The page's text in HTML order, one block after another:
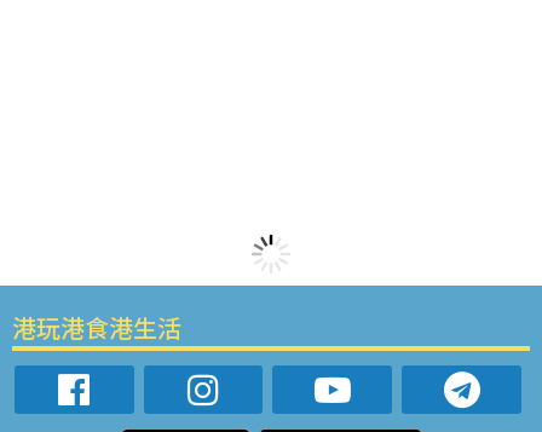
港玩港食港生活